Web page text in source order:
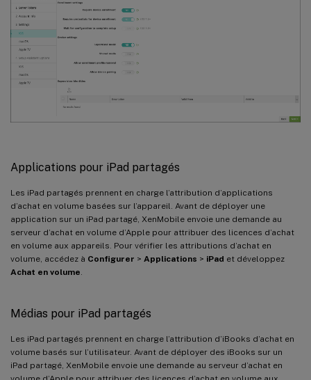
Applications pour iPad partagés
Les iPad partagés prennent en charge l’attribution d’applications
d’achat en volume basées sur l’appareil. Avant de déployer une
application sur un iPad partagé, XenMobile envoie une demande au
serveur d’achat en volume d’Apple pour attribuer des licences d’achat
en volume aux appareils. Pour vérifier les attributions d’achat en
volume, accédez à Configurer > Applications > iPad et développez
Achat en volume.
Médias pour iPad partagés
Les iPad partagés prennent en charge l’attribution d’iBooks d’achat en
volume basés sur l’utilisateur. Avant de déployer des iBooks sur un
iPad partagé, XenMobile envoie une demande au serveur d’achat en